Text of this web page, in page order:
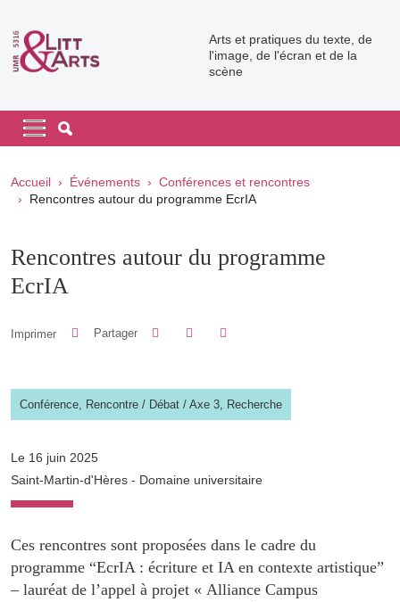
Arts et pratiques du texte, de
l'image, de l'écran et de la
scène
Navigation principale
Navigation principale mobile
Fil d'Ariane
Accueil Événements
Conférences et rencontres
Rencontres autour du programme EcrIA
Rencontres autour du programme
EcrIA
Imprimer Partager Partager sur Facebook
Partager sur LinkedIn
Conférence, Rencontre / Débat / Axe 3, Recherche
Le 16 juin 2025
Saint-Martin-d'Hères - Domaine universitaire
Ces rencontres sont proposées dans le cadre du
programme “EcrIA : écriture et IA en contexte artistique”
– lauréat de l’appel à projet « Alliance Campus